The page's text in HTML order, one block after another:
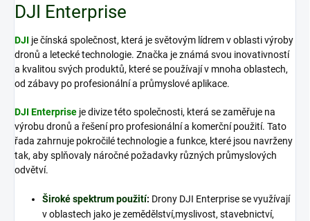
DJI Enterprise
DJI je čínská společnost, která je světovým lídrem v oblasti výroby
dronů a letecké technologie. Značka je známá svou inovativností
a kvalitou svých produktů, které se používají v mnoha oblastech,
od zábavy po profesionální a průmyslové aplikace.
DJI Enterprise je divize této společnosti, která se zaměřuje na
výrobu dronů a řešení pro profesionální a komerční použití. Tato
řada zahrnuje pokročilé technologie a funkce, které jsou navrženy
tak, aby splňovaly náročné požadavky různých průmyslových
odvětví.
Široké spektrum použití: Drony DJI Enterprise se využívají
v oblastech jako je zemědělství,myslivost, stavebnictví,